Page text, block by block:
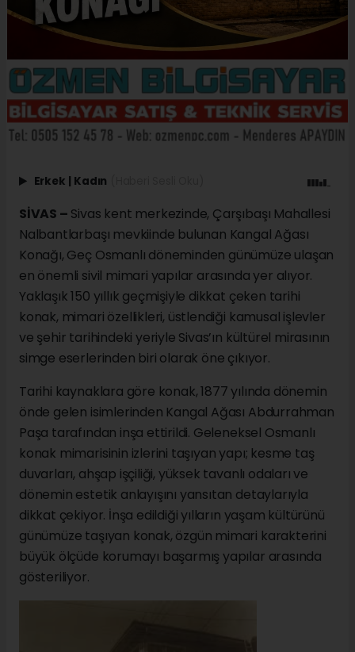
Erkek Kadın
SİVAS – Sivas kent merkezinde, Çarşıbaşı Mahallesi
Nalbantlarbaşı mevkiinde bulunan Kangal Ağası
Konağı, Geç Osmanlı döneminden günümüze ulaşan
en önemli sivil mimari yapılar arasında yer alıyor.
Yaklaşık 150 yıllık geçmişiyle dikkat çeken tarihi
konak, mimari özellikleri, üstlendiği kamusal işlevler
ve şehir tarihindeki yeriyle Sivas’ın kültürel mirasının
simge eserlerinden biri olarak öne çıkıyor.
Tarihi kaynaklara göre konak, 1877 yılında dönemin
önde gelen isimlerinden Kangal Ağası Abdurrahman
Paşa tarafından inşa ettirildi. Geleneksel Osmanlı
konak mimarisinin izlerini taşıyan yapı; kesme taş
duvarları, ahşap işçiliği, yüksek tavanlı odaları ve
dönemin estetik anlayışını yansıtan detaylarıyla
dikkat çekiyor. İnşa edildiği yılların yaşam kültürünü
günümüze taşıyan konak, özgün mimari karakterini
büyük ölçüde korumayı başarmış yapılar arasında
gösteriliyor.